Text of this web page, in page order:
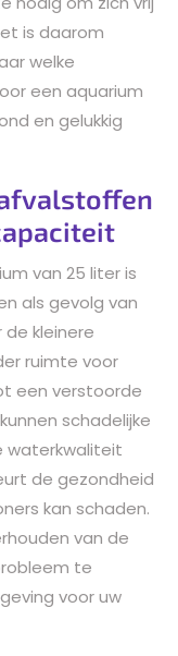
is daarom
welke
een aquarium
en gelukkig
van 25 liter is
als gevolg van
kleinere
ruimte voor
een verstoorde
schadelijke
waterkwaliteit
de gezondheid
kan schaden.
van de
te
voor uw